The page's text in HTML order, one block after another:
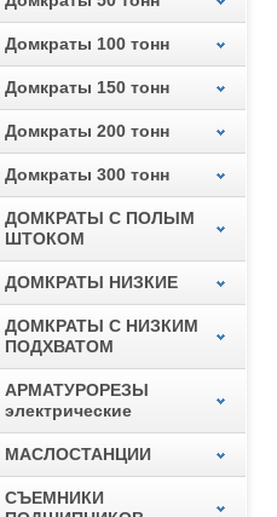
Домкраты 100 тонн
Домкраты 150 тонн
Домкраты 200 тонн
Домкраты 300 тонн
ДОМКРАТЫ С ПОЛЫМ
ШТОКОМ
ДОМКРАТЫ НИЗКИЕ
ДОМКРАТЫ С НИЗКИМ
ПОДХВАТОМ
АРМАТУРОРЕЗЫ
электрические
МАСЛОСТАНЦИИ
СЪЕМНИКИ